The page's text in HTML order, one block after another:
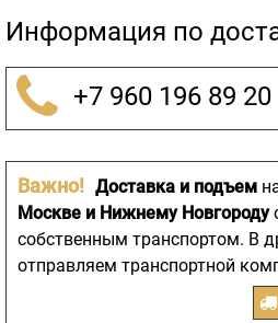
Информация по
+7 960 196 89 20
Важно! Доставка и подъем
Москве и Нижнему Новгороду
собственным транспортом. В
отправляем транспортной